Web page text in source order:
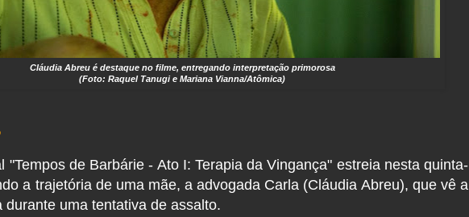
Cláudia Abreu é destaque no filme, entregando interpretação primorosa
(Foto: Raquel Tanugi e Mariana Vianna/Atômica)
"Tempos de Barbárie - Ato I: Terapia da Vingança" estreia nesta quinta-
a trajetória de uma mãe, a advogada Carla (Cláudia Abreu), que vê a
durante uma tentativa de assalto.